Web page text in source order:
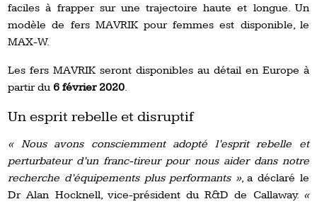
faciles à frapper sur une trajectoire haute et longue. Un
modèle de fers MAVRIK pour femmes est disponible, le
MAX-W.
Les fers MAVRIK seront disponibles au détail en Europe à
partir du 6 février 2020.
Un esprit rebelle et disruptif
« Nous avons consciemment adopté l’esprit rebelle et
perturbateur d’un franc-tireur pour nous aider dans notre
recherche d’équipements plus performants », a déclaré le
Dr Alan Hocknell, vice-président du R&D de Callaway. «